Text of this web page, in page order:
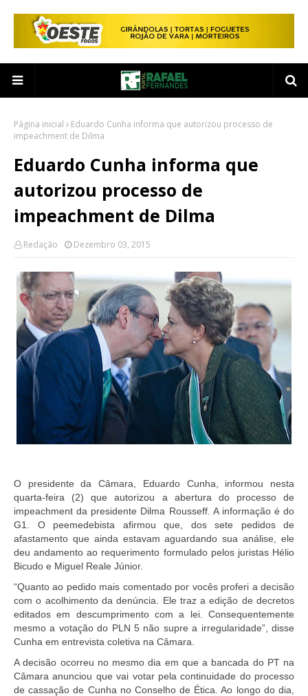
Página inicial
Eduardo Cunha informa que autorizou processo de
impeachment de Dilma
Eduardo Cunha informa que
autorizou processo de
impeachment de Dilma
Redação Dezembro 03, 2015
O presidente da Câmara, Eduardo Cunha, informou nesta
quarta-feira (2) que autorizou a abertura do processo de
impeachment da presidente Dilma Rousseff. A informação é do
G1. O peemedebista afirmou que, dos sete pedidos de
afastamento que ainda estavam aguardando sua análise, ele
deu andamento ao requerimento formulado pelos juristas Hélio
Bicudo e Miguel Reale Júnior.
“Quanto ao pedido mais comentado por vocês proferi a decisão
com o acolhimento da denúncia. Ele traz a edição de decretos
editados em descumprimento com a lei. Consequentemente
mesmo a votação do PLN 5 não supre a irregularidade”, disse
Cunha em entrevista coletiva na Câmara.
A decisão ocorreu no mesmo dia em que a bancada do PT na
Câmara anunciou que vai votar pela continuidade do processo
de cassação de Cunha no Conselho de Ética. Ao longo do dia,